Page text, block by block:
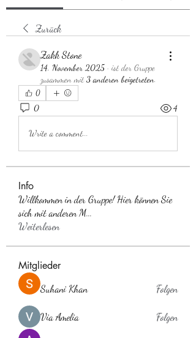
Zurück
Zakk Stone
14. November 2025 · ist der Gruppe
zusammen mit 3 anderen beigetreten.
0
0 4
Write a comment...
Info
Willkommen in der Gruppe! Hier können Sie
sich mit anderen M
Weiterlesen
Mitglieder
Suhani Khan Folgen
Via Amelia Folgen